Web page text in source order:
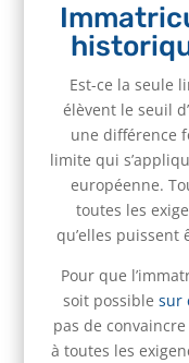
Est-ce la seule
élèvent le seuil
une différence
limite qui
européenne.
toutes les
qu’elles puissent
Pour que
soit possible sur
pas de
à toutes les